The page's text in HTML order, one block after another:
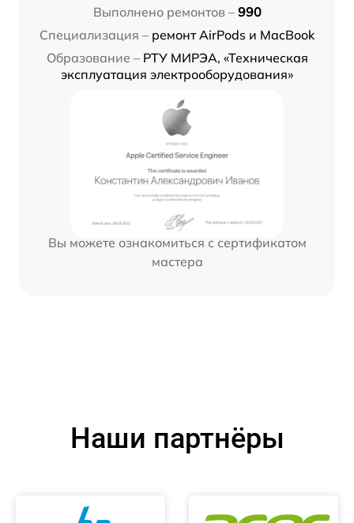
Выполнено ремонтов – 990
Специализация – ремонт AirPods и MacBook
Образование – РТУ МИРЭА, «Техническая
эксплуатация электрооборудования»
Вы можете ознакомиться с сертификатом
мастера
Наши партнёры